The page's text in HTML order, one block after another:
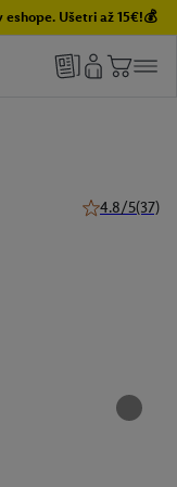
Ušetri až 15€!💰
4.8/5(37)